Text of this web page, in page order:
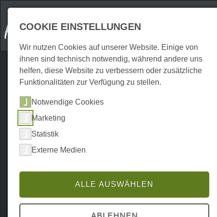
Home Attraktionen Outdoor P0150AO00575
COOKIE EINSTELLUNGEN
Wir nutzen Cookies auf unserer Website. Einige von
ihnen sind technisch notwendig, während andere uns
helfen, diese Website zu verbessern oder zusätzliche
Funktionalitäten zur Verfügung zu stellen.
Notwendige Cookies
Marketing
Statistik
Externe Medien
ALLE AUSWÄHLEN